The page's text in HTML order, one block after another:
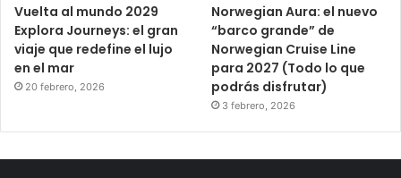
Vuelta al mundo 2029
Explora Journeys: el gran
viaje que redefine el lujo
en el mar
20 febrero, 2026
Norwegian Aura: el nuevo
“barco grande” de
Norwegian Cruise Line
para 2027 (Todo lo que
podrás disfrutar)
3 febrero, 2026